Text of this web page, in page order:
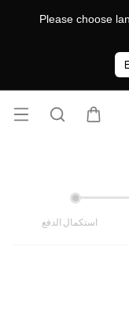
Please choose
فتح
استكمال الدفع